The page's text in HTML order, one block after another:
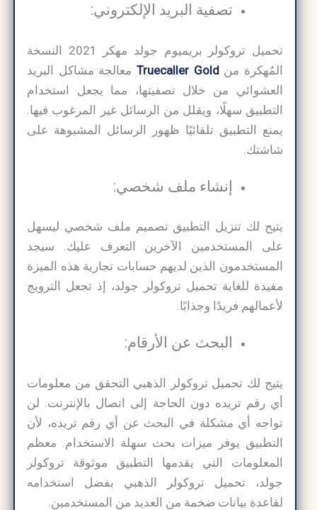
تصفية البريد الإلكتروني:
تحميل تروكولر بريميوم جولد مهكر 2021​ النسخة
المُهكرة منTruecaller Goldمعالجة مشاكل البريد
العشوائي من خلال تصفيتها، مما يجعل استخدام
التطبيق سهلًا، ويقلل من الرسائل غير المرغوب فيها.
يمنع التطبيق تلقائيًا ظهور الرسائل المشبوهة على
شاشتك.
إنشاء ملف شخصي:
يتيح لك تنزيل التطبيق تصميم ملف شخصي ليسهل
على المستخدمين الآخرين التعرف عليك. سيجد
المستخدمون الذين لديهم حسابات تجارية هذه الميزة
مفيدة للغاية تحميل تروكولر جولد​، إذ تجعل الترويج
لأعمالهم فريدًا وجذابًا.
البحث عن الأرقام:
يتيح لك تحميل تروكولر الذهبي التحقق من معلومات
أي رقم تريده دون الحاجة إلى اتصال بالإنترنت. لن
تواجه أي مشكلة في البحث عن أي رقم تريده، لأن
التطبيق يوفر ميزات بحث سهلة الاستخدام. معظم
المعلومات التي يقدمها التطبيق موثوقة تروكولر
جولد، تحميل تروكولر الذهبي بفضل استخدامه
لقاعدة بيانات ضخمة من العديد من المستخدمين.